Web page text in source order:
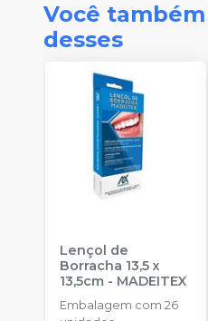
Você
desses
Lençol de
Borracha 13,5 x
13,5cm - MADEITEX
Embalagem com 26